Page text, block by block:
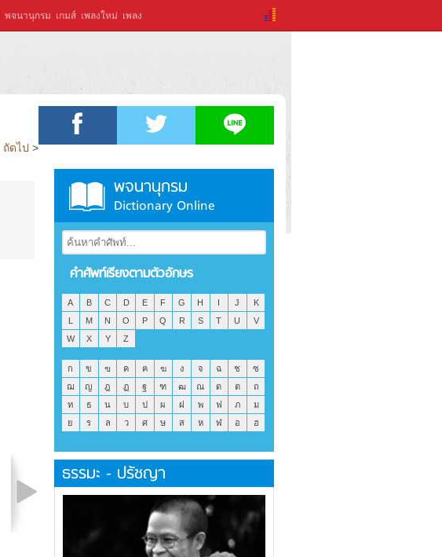
พจนานุกรม เกมส์ เพลงใหม่ เพลง
ถัดไป >
พจนานุกรม
Dictionary Online
คำศัพท์เรียงตามตัวอักษร
A B C D E F G H I J
K
L
M N O P Q R S T U
V
W
X Y Z
ก ข ฃ ค ฅ ฆ ง จ ฉ ช
ซ
ฌ
ญ ฎ ฏ ฐ ฑ ฒ ณ ด ต
ถ
ท
ธ น บ ป ผ ฝ พ ฟ ภ
ม
ย
ร ล ว ศ ษ ส ห ฬ อ ฮ
ธรรมะ - ปรัชญา